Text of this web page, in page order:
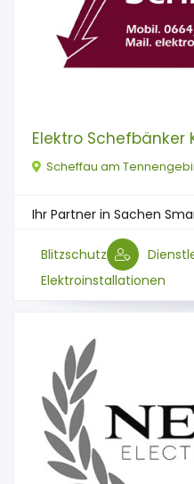
Elektro Schefbänker
Scheffau am
Ihr Partner in Sachen
Blitzschutz
Elektroinstallationen